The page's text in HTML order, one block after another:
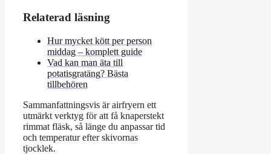
Relaterad läsning
Hur mycket kött per person
middag – komplett guide
Vad kan man äta till
potatisgratäng? Bästa
tillbehören
Sammanfattningsvis är airfryern ett
utmärkt verktyg för att få knaperstekt
rimmat fläsk, så länge du anpassar tid
och temperatur efter skivornas
tjocklek.